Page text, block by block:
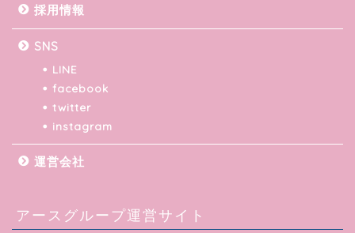
採用情報
SNS
LINE
facebook
twitter
instagram
運営会社
アースグループ運営サイト